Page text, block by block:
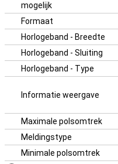
mogelijk
Formaat
Horlogeband - Breedte
Horlogeband - Sluiting
Horlogeband - Type
Informatie weergave
Maximale polsomtrek
Meldingstype
Minimale polsomtrek